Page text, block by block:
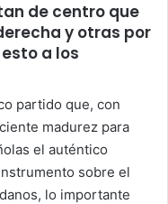
de centro que
y otras por
a los
partido que, con
madurez para
el auténtico
sobre el
lo importante